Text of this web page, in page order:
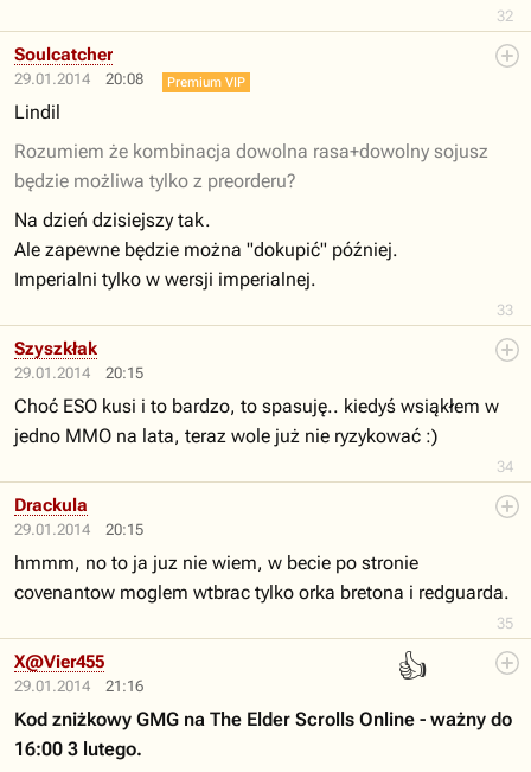
32
29.01.2014 20:08
33
Soulcatcher
Premium VIP
Lindil
Rozumiem że kombinacja dowolna rasa+dowolny sojusz
będzie możliwa tylko z preorderu?
Na dzień dzisiejszy tak.
Ale zapewne będzie można "dokupić" później.
Imperialni tylko w wersji imperialnej.
29.01.2014 20:15
34
Szyszkłak
Choć ESO kusi i to bardzo, to spasuję.. kiedyś wsiąkłem w
jedno MMO na lata, teraz wole już nie ryzykować :)
29.01.2014 20:15
35
Drackula
hmmm, no to ja juz nie wiem, w becie po stronie
covenantow moglem wtbrac tylko orka bretona i redguarda.
29.01.2014 21:16
👍
X@Vier455
Kod zniżkowy GMG na The Elder Scrolls Online - ważny do
16:00 3 lutego.